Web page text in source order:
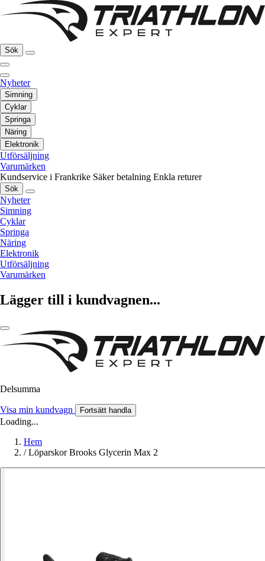
Sök
Nyheter
Simning
Cyklar
Springa
Näring
Elektronik
Utförsäljning
Varumärken
Kundservice i Frankrike Säker betalning Enkla returer
Sök
Nyheter
Simning
Cyklar
Springa
Näring
Elektronik
Utförsäljning
Varumärken
Lägger till i kundvagnen...
Delsumma
Visa min kundvagn Fortsätt handla
Loading...
Hem
/ Löparskor Brooks Glycerin Max 2